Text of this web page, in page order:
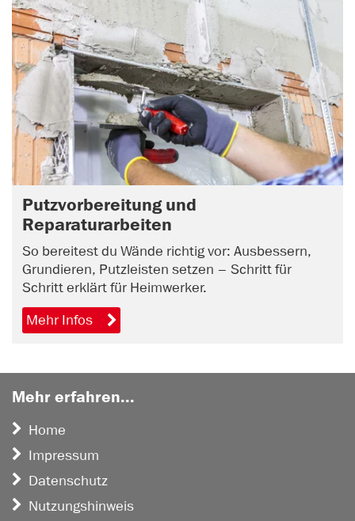
Putzvorbereitung und
Reparaturarbeiten
So bereitest du Wände richtig vor: Ausbessern,
Grundieren, Putzleisten setzen – Schritt für
Schritt erklärt für Heimwerker.
Mehr Infos
Mehr erfahren...
Home
Impressum
Datenschutz
Nutzungshinweis